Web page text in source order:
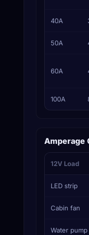
40A
50A
60A
100A
Amperage
12V Load
LED strip
Cabin fan
Water pump